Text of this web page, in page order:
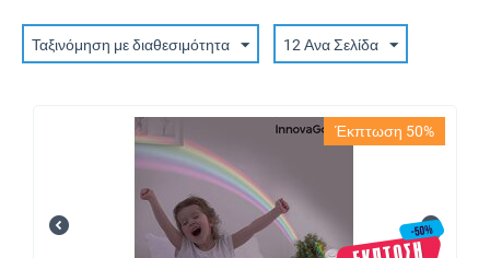
Ταξινόμηση με διαθεσιμότητα 12 Ανα Σελίδα
Έκπτωση 50%